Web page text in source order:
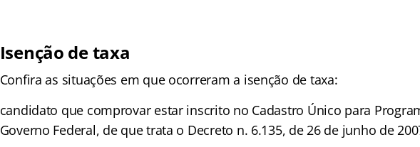
Isenção de taxa
Confira as situações em que ocorreram a isenção de taxa:
candidato que comprovar estar inscrito no Cadastro Único para
Governo Federal, de que trata o Decreto n. 6.135, de 26 de junho de